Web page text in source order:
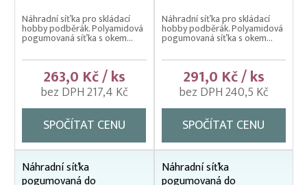
Vidličky výsuvné
Vrhací sítě na nástražní ryby
Náhradní síťka pro skládací
hobby podběrák. Polyamidová
pogumovaná síťka s okem...
263,0 Kč / ks
bez DPH 217,4 Kč
SPOČÍTAT CENU
Náhradní síťka pro skládací
hobby podběrák. Polyamidová
pogumovaná síťka s okem...
291,0 Kč / ks
bez DPH 240,5 Kč
SPOČÍTAT CENU
Náhradní síťka Náhradní síťka